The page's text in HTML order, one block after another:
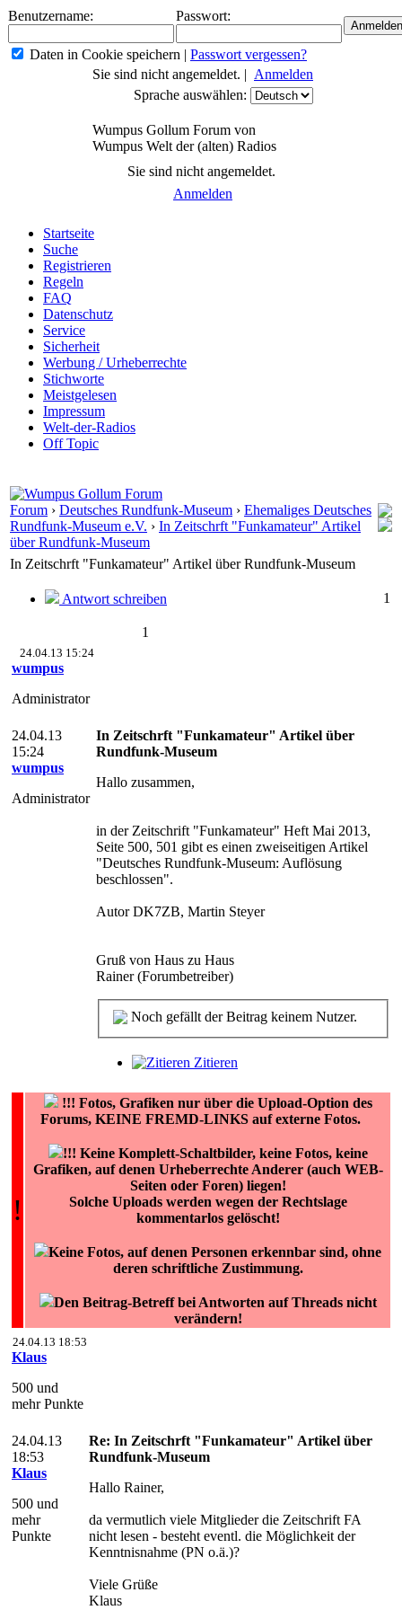
Benutzername: Passwort:
Daten in Cookie speichern | Passwort vergessen?
Sie sind nicht angemeldet. | Anmelden
Sprache auswählen:
Wumpus Gollum Forum von
Wumpus Welt der (alten) Radios
Sie sind nicht angemeldet.
Anmelden
Startseite
Suche
Registrieren
Regeln
FAQ
Datenschutz
Service
Sicherheit
Werbung / Urheberrechte
Stichworte
Meistgelesen
Impressum
Welt-der-Radios
Off Topic
Forum › Deutsches Rundfunk-Museum › Ehemaliges Deutsches
Rundfunk-Museum e.V. › In Zeitschrft "Funkamateur" Artikel
über Rundfunk-Museum
In Zeitschrft "Funkamateur" Artikel über Rundfunk-Museum
Antwort schreiben 1
1
24.04.13 15:24
wumpus
Administrator
24.04.13
15:24
wumpus
Administrator
In Zeitschrft "Funkamateur" Artikel über
Rundfunk-Museum
Hallo zusammen,
in der Zeitschrift "Funkamateur" Heft Mai 2013,
Seite 500, 501 gibt es einen zweiseitigen Artikel
"Deutsches Rundfunk-Museum: Auflösung
beschlossen".
Autor DK7ZB, Martin Steyer
Gruß von Haus zu Haus
Rainer (Forumbetreiber)
Noch gefällt der Beitrag keinem Nutzer.
Zitieren
!
!!! Fotos, Grafiken nur über die Upload-Option des
Forums, KEINE FREMD-LINKS auf externe Fotos.
!!! Keine Komplett-Schaltbilder, keine Fotos, keine
Grafiken, auf denen Urheberrechte Anderer (auch WEB-
Seiten oder Foren) liegen!
Solche Uploads werden wegen der Rechtslage
kommentarlos gelöscht!
Keine Fotos, auf denen Personen erkennbar sind, ohne
deren schriftliche Zustimmung.
Den Beitrag-Betreff bei Antworten auf Threads nicht
verändern!
24.04.13 18:53
Klaus
500 und
mehr Punkte
24.04.13
18:53
Klaus
500 und
mehr
Punkte
Re: In Zeitschrft "Funkamateur" Artikel über
Rundfunk-Museum
Hallo Rainer,
da vermutlich viele Mitglieder die Zeitschrift FA
nicht lesen - besteht eventl. die Möglichkeit der
Kenntnisnahme (PN o.ä.)?
Viele Grüße
Klaus